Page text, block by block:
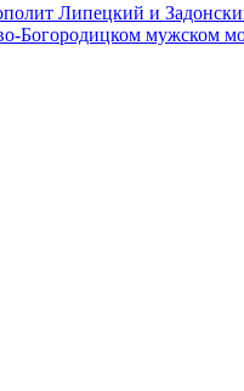
Липецкий и
Богородицком мужском